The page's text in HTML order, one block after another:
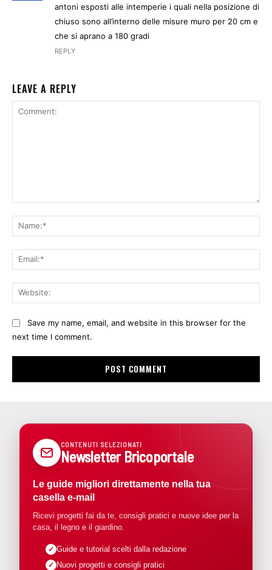
antoni esposti alle intemperie i quali nella posizione di
chiuso sono all’interno delle misure muro per 20 cm e
che si aprano a 180 gradi
REPLY
LEAVE A REPLY
Save my name, email, and website in this browser for the
next time I comment.
CONTENUTI SELEZIONATI
Newsletter Bricoportale
Le guide migliori direttamente nella tua
casella e-mail
Ricevi progetti fai da te, consigli pratici e nuove idee per la
casa, il legno e il giardino.
Guide e tutorial scelti dalla redazione
Nuovi progetti e consigli pratici